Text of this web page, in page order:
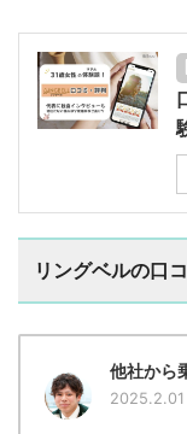
リングベルの口
他社から
2025.2.01